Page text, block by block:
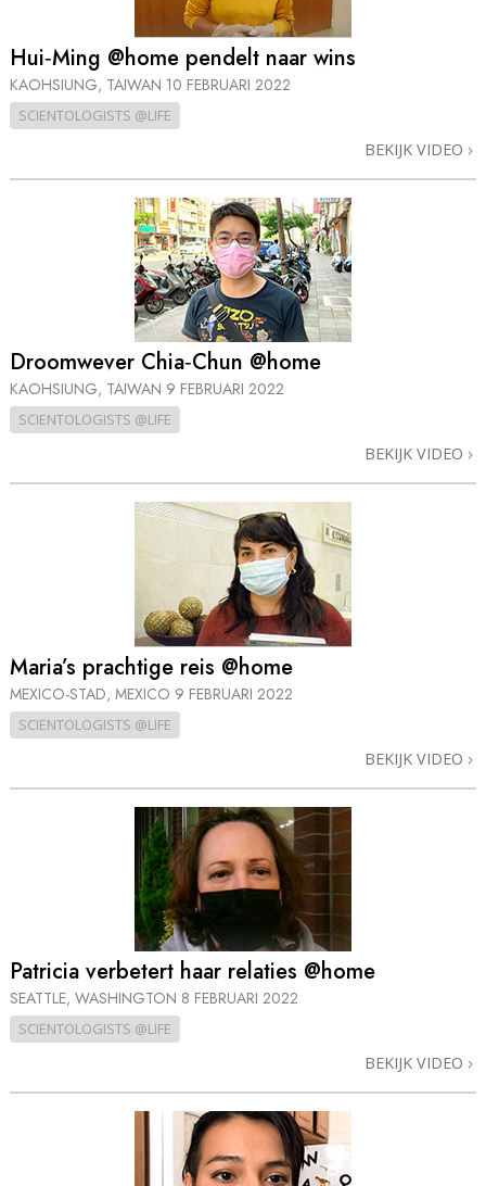
Hui‑Ming @home pendelt naar wins
KAOHSIUNG, TAIWAN 10 FEBRUARI 2022
SCIENTOLOGISTS @LIFE
BEKIJK VIDEO
Droomwever Chia‑Chun @home
KAOHSIUNG, TAIWAN 9 FEBRUARI 2022
SCIENTOLOGISTS @LIFE
BEKIJK VIDEO
Maria’s prachtige reis @home
MEXICO-STAD, MEXICO 9 FEBRUARI 2022
SCIENTOLOGISTS @LIFE
BEKIJK VIDEO
Patricia verbetert haar relaties @home
SEATTLE, WASHINGTON 8 FEBRUARI 2022
SCIENTOLOGISTS @LIFE
BEKIJK VIDEO